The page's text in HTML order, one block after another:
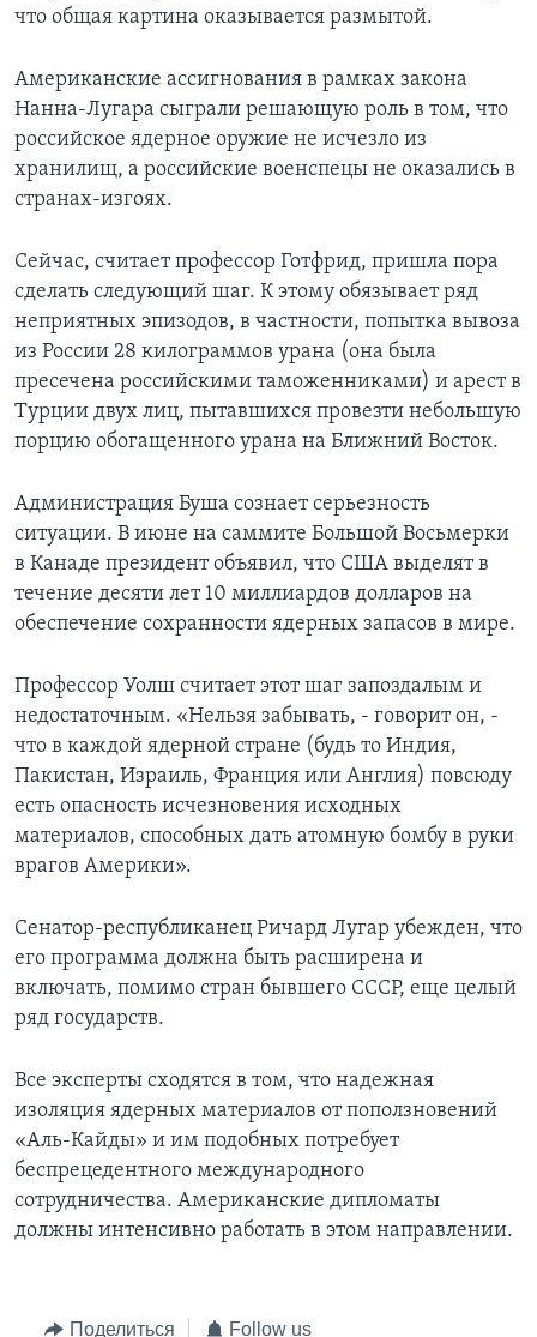
что общая картина оказывается размытой.
Американские ассигнования в рамках закона
Нанна-Лугара сыграли решающую роль в том, что
российское ядерное оружие не исчезло из
хранилищ, а российские военспецы не оказались в
странах-изгоях.
Сейчас, считает профессор Готфрид, пришла пора
сделать следующий шаг. К этому обязывает ряд
неприятных эпизодов, в частности, попытка вывоза
из России 28 килограммов урана (она была
пресечена российскими таможенниками) и арест в
Турции двух лиц, пытавшихся провезти небольшую
порцию обогащенного урана на Ближний Восток.
Администрация Буша сознает серьезность
ситуации. В июне на саммите Большой Восьмерки
в Канаде президент объявил, что США выделят в
течение десяти лет 10 миллиардов долларов на
обеспечение сохранности ядерных запасов в мире.
Профессор Уолш считает этот шаг запоздалым и
недостаточным. «Нельзя забывать, - говорит он, -
что в каждой ядерной стране (будь то Индия,
Пакистан, Израиль, Франция или Англия) повсюду
есть опасность исчезновения исходных
материалов, способных дать атомную бомбу в руки
врагов Америки».
Сенатор-республиканец Ричард Лугар убежден, что
его программа должна быть расширена и
включать, помимо стран бывшего СССР, еще целый
ряд государств.
Все эксперты сходятся в том, что надежная
изоляция ядерных материалов от поползновений
«Аль-Кайды» и им подобных потребует
беспрецедентного международного
сотрудничества. Американские дипломаты
должны интенсивно работать в этом направлении.
Поделиться Follow us